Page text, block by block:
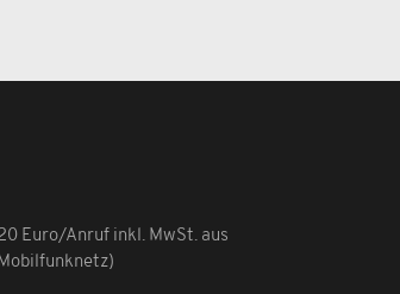
Euro/Anruf inkl. MwSt. aus